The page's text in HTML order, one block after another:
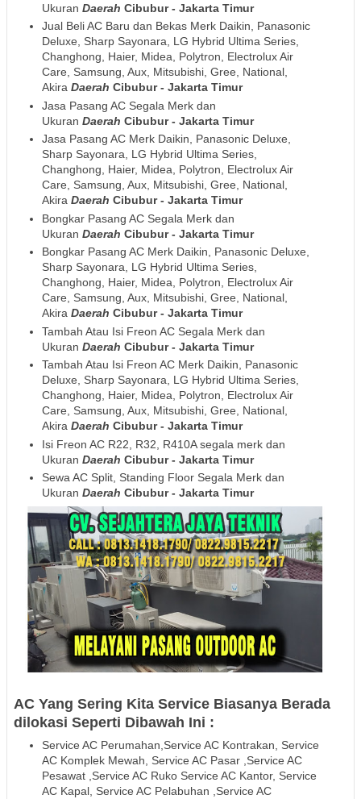
Ukuran Daerah Cibubur - Jakarta Timur
Jual Beli AC Baru dan Bekas Merk Daikin, Panasonic
Deluxe, Sharp Sayonara, LG Hybrid Ultima Series,
Changhong, Haier, Midea, Polytron, Electrolux Air
Care, Samsung, Aux, Mitsubishi, Gree, National,
Akira Daerah Cibubur - Jakarta Timur
Jasa Pasang AC Segala Merk dan
Ukuran Daerah Cibubur - Jakarta Timur
Jasa Pasang AC Merk Daikin, Panasonic Deluxe,
Sharp Sayonara, LG Hybrid Ultima Series,
Changhong, Haier, Midea, Polytron, Electrolux Air
Care, Samsung, Aux, Mitsubishi, Gree, National,
Akira Daerah Cibubur - Jakarta Timur
Bongkar Pasang AC Segala Merk dan
Ukuran Daerah Cibubur - Jakarta Timur
Bongkar Pasang AC Merk Daikin, Panasonic Deluxe,
Sharp Sayonara, LG Hybrid Ultima Series,
Changhong, Haier, Midea, Polytron, Electrolux Air
Care, Samsung, Aux, Mitsubishi, Gree, National,
Akira Daerah Cibubur - Jakarta Timur
Tambah Atau Isi Freon AC Segala Merk dan
Ukuran Daerah Cibubur - Jakarta Timur
Tambah Atau Isi Freon AC Merk Daikin, Panasonic
Deluxe, Sharp Sayonara, LG Hybrid Ultima Series,
Changhong, Haier, Midea, Polytron, Electrolux Air
Care, Samsung, Aux, Mitsubishi, Gree, National,
Akira Daerah Cibubur - Jakarta Timur
Isi Freon AC R22, R32, R410A segala merk dan
Ukuran Daerah Cibubur - Jakarta Timur
Sewa AC Split, Standing Floor Segala Merk dan
Ukuran Daerah Cibubur - Jakarta Timur
AC Yang Sering Kita Service Biasanya Berada
dilokasi Seperti Dibawah Ini :
Service AC Perumahan,Service AC Kontrakan, Service
AC Komplek Mewah, Service AC Pasar ,Service AC
Pesawat ,Service AC Ruko Service AC Kantor, Service
AC Kapal, Service AC Pelabuhan ,Service AC